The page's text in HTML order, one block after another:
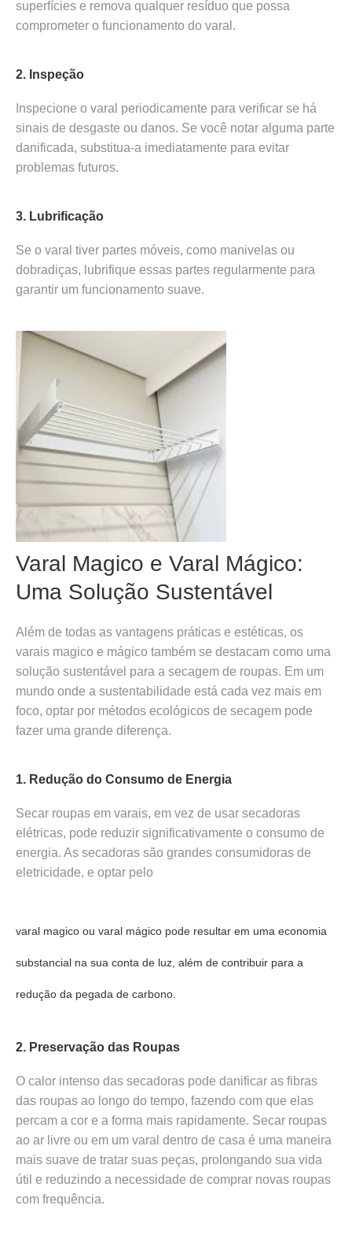
superfícies e remova qualquer resíduo que possa
comprometer o funcionamento do varal.
2. Inspeção
Inspecione o varal periodicamente para verificar se há
sinais de desgaste ou danos. Se você notar alguma parte
danificada, substitua-a imediatamente para evitar
problemas futuros.
3. Lubrificação
Se o varal tiver partes móveis, como manivelas ou
dobradiças, lubrifique essas partes regularmente para
garantir um funcionamento suave.
Varal Magico e Varal Mágico:
Uma Solução Sustentável
Além de todas as vantagens práticas e estéticas, os
varais magico e mágico também se destacam como uma
solução sustentável para a secagem de roupas. Em um
mundo onde a sustentabilidade está cada vez mais em
foco, optar por métodos ecológicos de secagem pode
fazer uma grande diferença.
1. Redução do Consumo de Energia
Secar roupas em varais, em vez de usar secadoras
elétricas, pode reduzir significativamente o consumo de
energia. As secadoras são grandes consumidoras de
eletricidade, e optar pelo
varal magico ou varal mágico pode resultar em uma economia
substancial na sua conta de luz, além de contribuir para a
redução da pegada de carbono.
2. Preservação das Roupas
O calor intenso das secadoras pode danificar as fibras
das roupas ao longo do tempo, fazendo com que elas
percam a cor e a forma mais rapidamente. Secar roupas
ao ar livre ou em um varal dentro de casa é uma maneira
mais suave de tratar suas peças, prolongando sua vida
útil e reduzindo a necessidade de comprar novas roupas
com frequência.